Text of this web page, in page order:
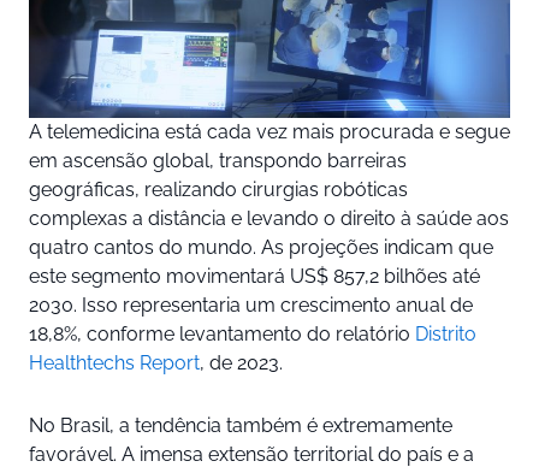
A telemedicina está cada vez mais procurada e segue
em ascensão global, transpondo barreiras
geográficas, realizando cirurgias robóticas
complexas a distância e levando o direito à saúde aos
quatro cantos do mundo. As projeções indicam que
este segmento movimentará US$ 857,2 bilhões até
2030. Isso representaria um crescimento anual de
18,8%, conforme levantamento do relatório Distrito
Healthtechs Report, de 2023.
No Brasil, a tendência também é extremamente
favorável. A imensa extensão territorial do país e a